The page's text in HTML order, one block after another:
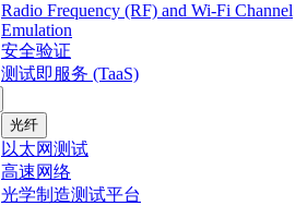
Radio Frequency (RF) and Wi-Fi Channel
Emulation
安全验证
测试即服务 (TaaS)
光纤
以太网测试
高速网络
光学制造测试平台